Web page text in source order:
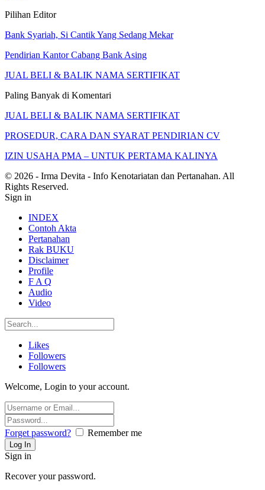
Pilihan Editor
Bank Syariah, Si Cantik Yang Sedang Mekar
Pendirian Kantor Cabang Bank Asing
JUAL BELI & BALIK NAMA SERTIFIKAT
Paling Banyak di Komentari
JUAL BELI & BALIK NAMA SERTIFIKAT
PROSEDUR, CARA DAN SYARAT PENDIRIAN CV
IZIN USAHA PMA – UNTUK PERTAMA KALINYA
© 2026 - Irma Devita - Info Kenotariatan dan Pertanahan. All
Rights Reserved.
Sign in
INDEX
Contoh Akta
Pertanahan
Rak BUKU
Disclaimer
Profile
F A Q
Audio
Video
Likes
Followers
Followers
Welcome, Login to your account.
Forget password? Remember me
Sign in
Recover your password.